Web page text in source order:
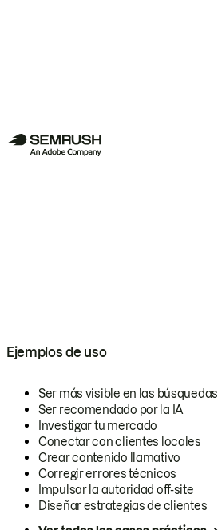
Ejemplos de uso
Ser más visible en las búsquedas
Ser recomendado por la IA
Investigar tu mercado
Conectar con clientes locales
Crear contenido llamativo
Corregir errores técnicos
Impulsar la autoridad off-site
Diseñar estrategias de clientes